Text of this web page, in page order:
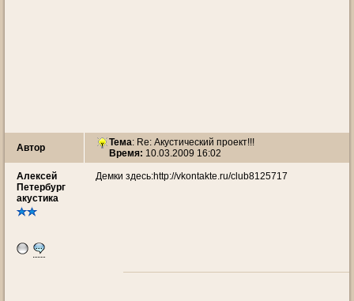
Автор Тема: Re: Акустический проект!!!
Время: 10.03.2009 16:02
Алексей
Петербург
акустика
Демки здесь:http://vkontakte.ru/club8125717